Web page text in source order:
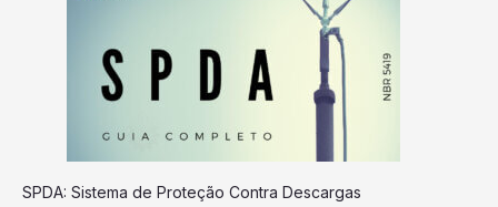
SPDA: Sistema de Proteção Contra Descargas